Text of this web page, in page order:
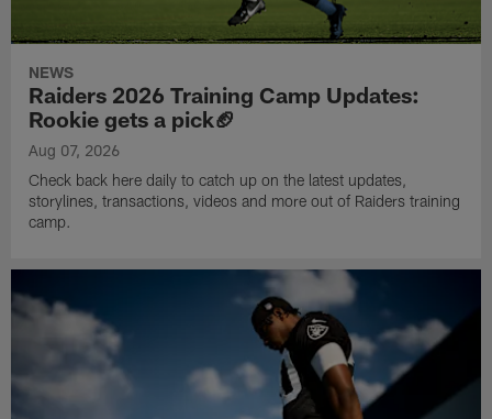
NEWS
Raiders 2026 Training Camp Updates:
Rookie gets a pick🏈
Aug 07, 2026
Check back here daily to catch up on the latest updates,
storylines, transactions, videos and more out of Raiders training
camp.